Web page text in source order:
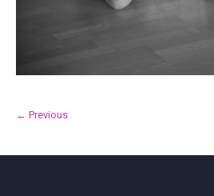
← Previous